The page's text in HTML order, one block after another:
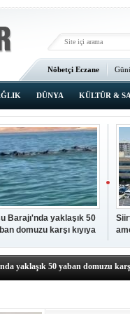
Nöbetçi Eczane
Ana Sayfa
DÜNYA KÜLTÜR &
Barajı'nda yaklaşık 50
domuzu karşı kıyıya
TIKLAYIN
yaklaşık 50 yaban domuzu
ekipleri bilgi, cesaret ve
il başkanı Yalçın: